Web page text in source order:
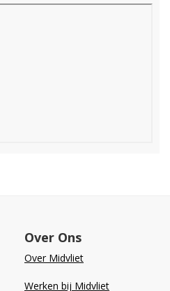
Over Ons
Over Midvliet
Werken bij Midvliet